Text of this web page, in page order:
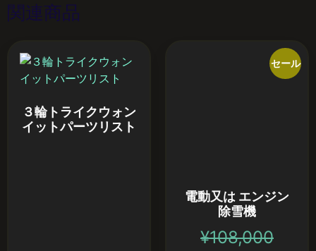
関連商品
３輪トライクウォン
イットパーツリスト
セール
電動又は エンジン
除雪機
¥108,000